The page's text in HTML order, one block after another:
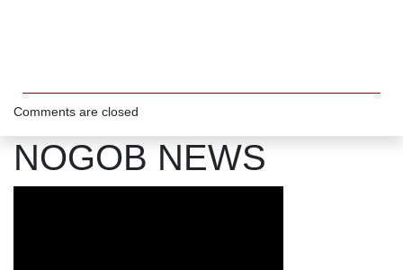
Comments are closed
NOGOB NEWS